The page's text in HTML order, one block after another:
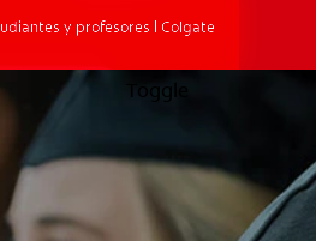
CONTINUA
DEL PACIENTE
Toggle
y profesores | Colgate